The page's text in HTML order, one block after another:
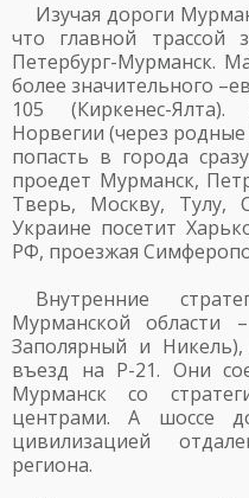
Изучая дороги
что главной трассой
Петербург-Мурманск.
более значительного
105 (Киркенес-
Норвегии (через
попасть в города
проедет Мурманск,
Тверь, Москву, Тулу,
Украине посетит
РФ, проезжая
Внутренние
Мурманской области
Заполярный и
въезд на Р-21. Они
Мурманск со
центрами. А шоссе
цивилизацией
региона.